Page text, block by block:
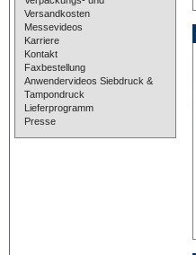
Versandkosten
Messevideos
Karriere
Kontakt
Faxbestellung
Anwendervideos Siebdruck &
Tampondruck
Lieferprogramm
Presse